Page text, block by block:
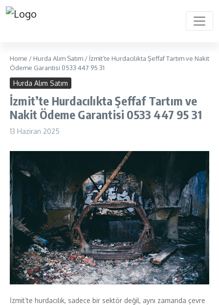
Home / Hurda Alım Satım / İzmit’te Hurdacılıkta Şeffaf Tartım ve Nakit
Ödeme Garantisi 0533 447 95 31
Hurda Alım Satım
İzmit’te Hurdacılıkta Şeffaf Tartım ve
Nakit Ödeme Garantisi 0533 447 95 31
13 Haziran 2025
İzmit’te hurdacılık, sadece bir sektör değil, aynı zamanda çevre